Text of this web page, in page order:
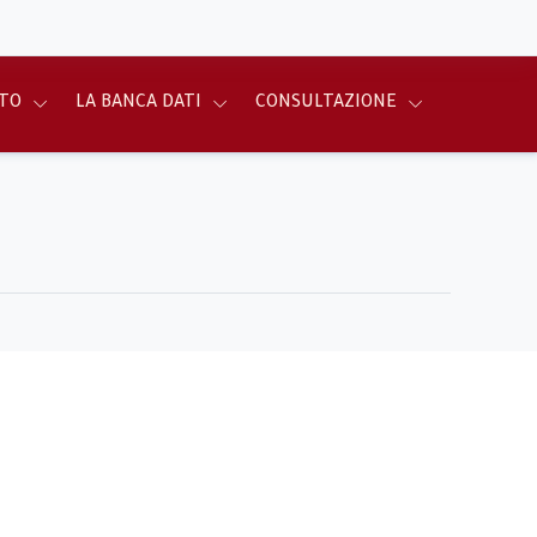
LA BANCA DATI CONSULTAZIONE